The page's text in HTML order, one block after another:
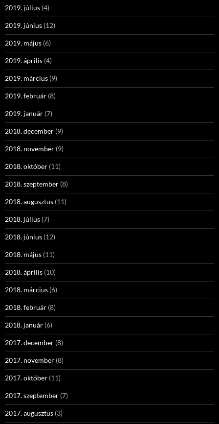
2019. július (4)
2019. június (12)
2019. május (6)
2019. április (4)
2019. március (9)
2019. február (8)
2019. január (7)
2018. december (9)
2018. november (9)
2018. október (11)
2018. szeptember (8)
2018. augusztus (11)
2018. július (7)
2018. június (12)
2018. május (11)
2018. április (10)
2018. március (6)
2018. február (8)
2018. január (6)
2017. december (8)
2017. november (8)
2017. október (11)
2017. szeptember (7)
2017. augusztus (3)